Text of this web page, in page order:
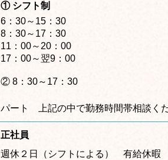
① シフト制
6：30～15：30
8：30～17：30
11：00～20：00
17：00～翌9：00
② 8：30～17：30
パート 上記の中で勤務時間帯相談くだ
正社員
週休２日（シフトによる） 有給休暇